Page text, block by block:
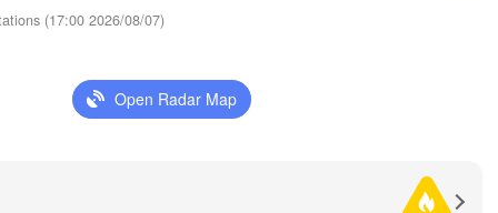
(17:00 2026/08/07)
Open Radar Map